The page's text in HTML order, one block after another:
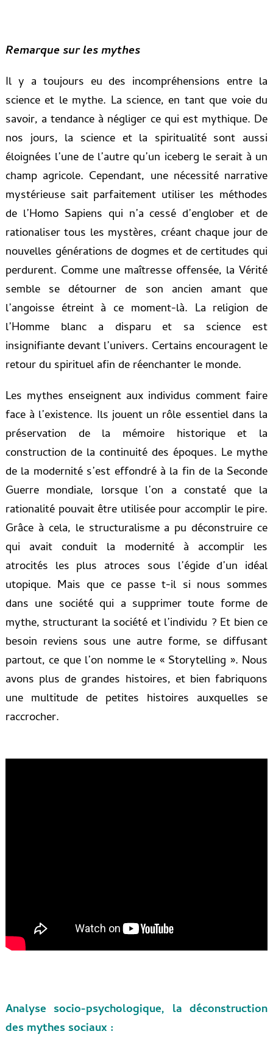
Remarque sur les mythes
Il y a toujours eu des incompréhensions entre la
science et le mythe. La science, en tant que voie du
savoir, a tendance à négliger ce qui est mythique. De
nos jours, la science et la spiritualité sont aussi
éloignées l’une de l’autre qu’un iceberg le serait à un
champ agricole. Cependant, une nécessité narrative
mystérieuse sait parfaitement utiliser les méthodes
de l’Homo Sapiens qui n’a cessé d’englober et de
rationaliser tous les mystères, créant chaque jour de
nouvelles générations de dogmes et de certitudes qui
perdurent. Comme une maîtresse offensée, la Vérité
semble se détourner de son ancien amant que
l’angoisse étreint à ce moment-là. La religion de
l’Homme blanc a disparu et sa science est
insignifiante devant l’univers. Certains encouragent le
retour du spirituel afin de réenchanter le monde.
Les mythes enseignent aux individus commentfaire
face à l’existence. Ils jouent un rôle essentiel dans la
préservation de la mémoire historique et la
construction de la continuité des époques. Le mythe
de la modernité s’est effondré à la fin de la Seconde
Guerre mondiale, lorsque l’on a constaté que la
rationalité pouvaitêtre utiliséepour accomplir lepire.
Grâce à cela, le structuralisme a pu déconstruire ce
qui avait conduit la modernité à accomplir les
atrocités les plus atroces sous l’égide d’un idéal
utopique. Mais que ce passe t-il si nous sommes
dans une société qui a supprimer toute forme de
mythe, structurant la société et l’individu ? Et bien ce
besoin reviens sous une autre forme, se diffusant
partout, ce que l’on nomme le « Storytelling ». Nous
avons plus de grandes histoires, et bien fabriquons
une multitude de petites histoires auxquelles se
raccrocher.
Analyse socio-psychologique, la déconstruction
des mythes sociaux :